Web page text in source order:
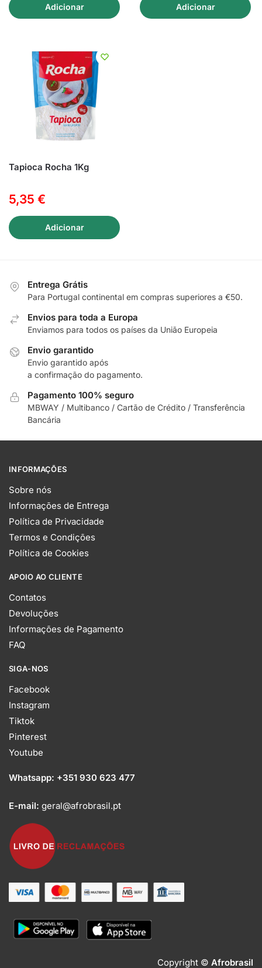
Adicionar Adicionar
Tapioca Rocha 1Kg
5,35 €
Adicionar
Entrega Grátis
Para Portugal continental em compras superiores a €50.
Envios para toda a Europa
Enviamos para todos os países da União Europeia
Envio garantido
Envio garantido após
a confirmação do pagamento.
Pagamento 100% seguro
MBWAY / Multibanco / Cartão de Crédito / Transferência
Bancária
INFORMAÇÕES
Sobre nós
Informações de Entrega
Política de Privacidade
Termos e Condições
Política de Cookies
APOIO AO CLIENTE
Contatos
Devoluções
Informações de Pagamento
FAQ
SIGA-NOS
Facebook
Instagram
Tiktok
Pinterest
Youtube
Whatsapp: +351 930 623 477
E-mail: geral@afrobrasil.pt
Copyright © Afrobrasil